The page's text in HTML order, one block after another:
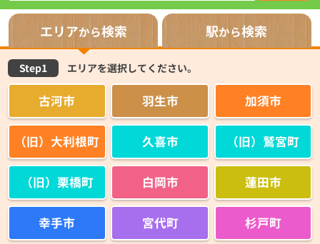
エリアから検索 駅から検索
Step1 エリアを選択してください。
古河市 羽生市 加須市
（旧）大利根町 久喜市 （旧）鷲宮町
（旧）栗橋町 白岡市 蓮田市
幸手市 宮代町 杉戸町